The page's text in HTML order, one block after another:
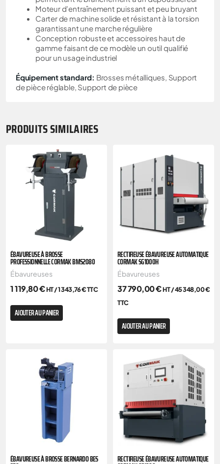
Moteur d’entraînement puissant et peu bruyant
Carter de machine solide et résistant à la torsion
garantissant une marche régulière
Conception robuste et accessoires haut de
gamme faisant de ce modèle un outil qualifié
pour un usage industriel
Équipement standard: Brosses métalliques, Support
de pièce réglable, Support de pièce
PRODUITS SIMILAIRES
ÉBAVUREUSE À BROSSE
PROFESSIONNELLE CORMAK BMS2080
Ébavureuses
1 119,80€HT /1 343,76€TTC
AJOUTER AU PANIER
RECTIFIEUSE ÉBAVUREUSE AUTOMATIQUE
CORMAK SG1000H
Ébavureuses
37 790,00€HT /45 348,00€
TTC
AJOUTER AU PANIER
ÉBAVUREUSE À BROSSE BERNARDO BES RECTIFIEUSE ÉBAVUREUSE AUTOMATIQUE